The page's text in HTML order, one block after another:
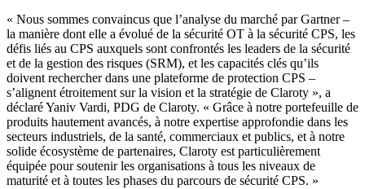
« Nous sommes convaincus que l’analyse du marché par Gartner –
la manière dont elle a évolué de la sécurité OT à la sécurité CPS, les
défis liés au CPS auxquels sont confrontés les leaders de la sécurité
et de la gestion des risques (SRM), et les capacités clés qu’ils
doivent rechercher dans une plateforme de protection CPS –
s’alignent étroitement sur la vision et la stratégie de Claroty », a
déclaré Yaniv Vardi, PDG de Claroty. « Grâce à notre portefeuille de
produits hautement avancés, à notre expertise approfondie dans les
secteurs industriels, de la santé, commerciaux et publics, et à notre
solide écosystème de partenaires, Claroty est particulièrement
équipée pour soutenir les organisations à tous les niveaux de
maturité et à toutes les phases du parcours de sécurité CPS. »